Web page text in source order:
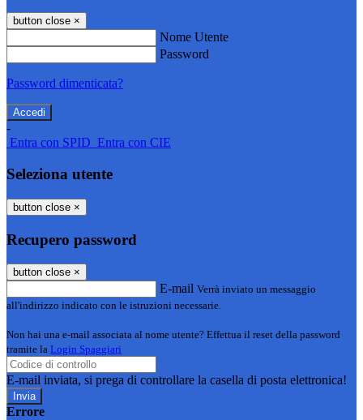
button close ×
Nome Utente
Password
Password dimenticata?
-
Entra con SPID Entra con CIE
Seleziona utente
button close ×
Recupero password
button close ×
E-mail Verrà inviato un messaggio
all'indirizzo indicato con le istruzioni necessarie.
Non hai una e-mail associata al nome utente? Effettua il reset della password
tramite la Login Spaggiari
E-mail inviata, si prega di controllare la casella di posta elettronica!
Errore